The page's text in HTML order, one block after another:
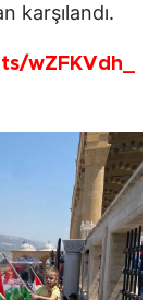
karşılandı.
wZFKVdh_